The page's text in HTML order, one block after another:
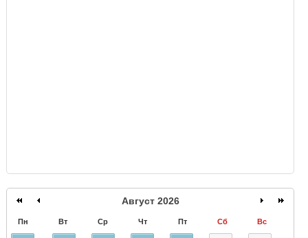
Август 2026
Пн Вт Ср Чт Пт Сб Вс